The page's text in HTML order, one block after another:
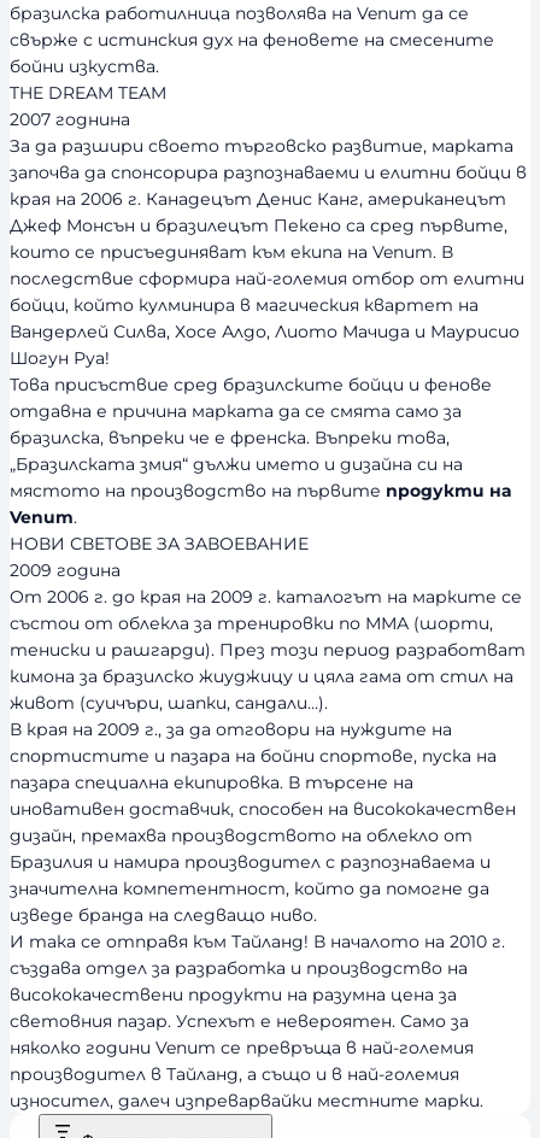
бразилска работилница позволява на Venum да се
свърже с истинския дух на феновете на смесените
бойни изкуства.
THE DREAM TEAM
2007 годнина
За да разшири своето търговско развитие, марката
започва да спонсорира разпознаваеми и елитни бойци в
края на 2006 г. Канадецът Денис Канг, американецът
Джеф Монсън и бразилецът Пекено са сред първите,
които се присъединяват към екипа на Venum. В
последствие сформира най-големия отбор от елитни
бойци, който кулминира в магическия квартет на
Вандерлей Силва, Хосе Алдо, Лиото Мачида и Маурисио
Шогун Руа!
Това присъствие сред бразилските бойци и фенове
отдавна е причина марката да се смята само за
бразилска, въпреки че е френска. Въпреки това,
„Бразилската змия“ дължи името и дизайна си на
мястото на производство на първите продукти на
Venum.
НОВИ СВЕТОВЕ ЗА ЗАВОЕВАНИЕ
2009 година
От 2006 г. до края на 2009 г. каталогът на марките се
състои от облекла за тренировки по ММА (шорти,
тениски и рашгарди). През този период разработват
кимона за бразилско жиуджицу и цяла гама от стил на
живот (суичъри, шапки, сандали…).
В края на 2009 г., за да отговори на нуждите на
спортистите и пазара на бойни спортове, пуска на
пазара специална екипировка. В търсене на
иновативен доставчик, способен на висококачествен
дизайн, премахва производството на облекло от
Бразилия и намира производител с разпознаваема и
значителна компетентност, който да помогне да
изведе бранда на следващо ниво.
И така се отправя към Тайланд! В началото на 2010 г.
създава отдел за разработка и производство на
висококачествени продукти на разумна цена за
световния пазар. Успехът е невероятен. Само за
няколко години Venum се превръща в най-големия
производител в Тайланд, а също и в най-големия
износител, далеч изпреварвайки местните марки.